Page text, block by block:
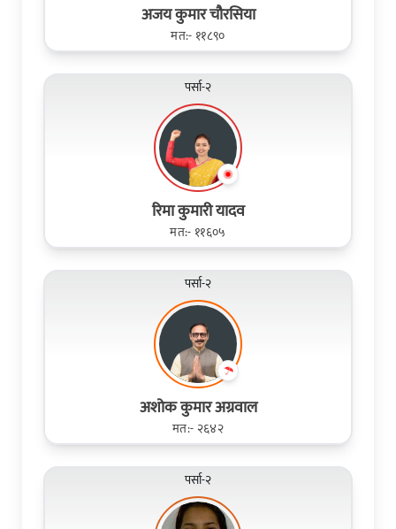
अजय कुमार चौरसिया
मत:- ११८९०
पर्सा-२
रिमा कुमारी यादव
मत:- ११६०५
पर्सा-२
अशोक कुमार अग्रवाल
मत:- २६४२
पर्सा-२